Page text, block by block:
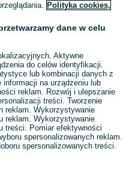
Polityka cookies,
dane w celu
Aktywne
do celów identyfikacji.
lub kombinacji danych z
informacji na urządzeniu lub
reklam. Rozwój i ulepszanie
treści. Tworzenie
reklam. Wykorzystywanie
reklam. Wykorzystywanie
treści. Pomiar efektywności
spersonalizowanych reklam.
spersonalizowanych treści.